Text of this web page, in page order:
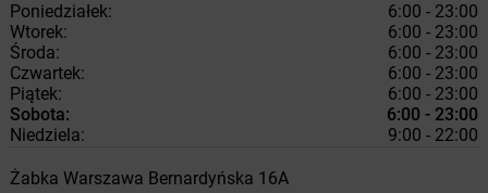
Poniedziałek:
6:00 - 23:00
Wtorek:
6:00 - 23:00
Środa:
6:00 - 23:00
Czwartek:
6:00 - 23:00
Piątek:
6:00 - 23:00
Sobota:
6:00 - 23:00
Niedziela:
9:00 - 22:00
Żabka Warszawa Bernardyńska 16A